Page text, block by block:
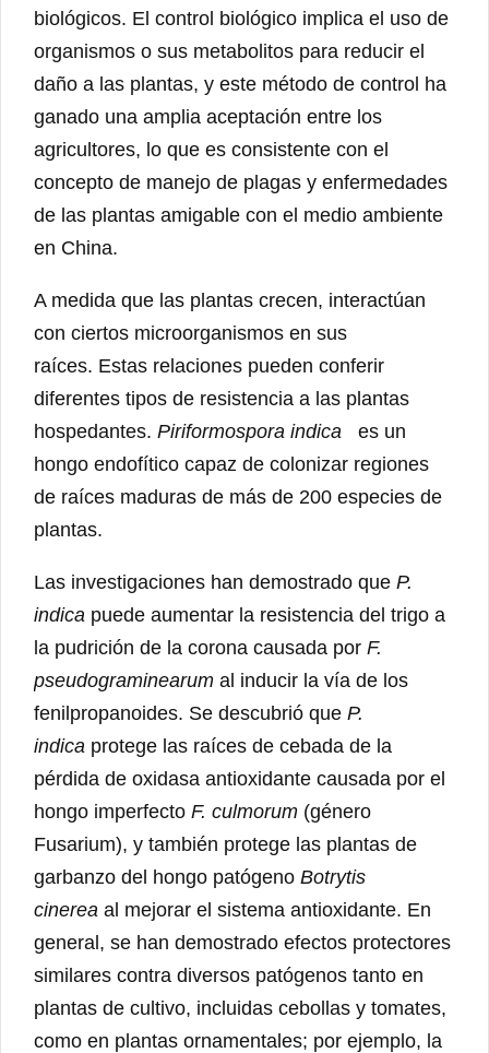
biológicos. El control biológico implica el uso de
organismos o sus metabolitos para reducir el
daño a las plantas, y este método de control ha
ganado una amplia aceptación entre los
agricultores, lo que es consistente con el
concepto de manejo de plagas y enfermedades
de las plantas amigable con el medio ambiente
en China.
A medida que las plantas crecen, interactúan
con ciertos microorganismos en sus
raíces. Estas relaciones pueden conferir
diferentes tipos de resistencia a las plantas
hospedantes. Piriformospora indica es un
hongo endofítico capaz de colonizar regiones
de raíces maduras de más de 200 especies de
plantas.
Las investigaciones han demostrado que P.
indica puede aumentar la resistencia del trigo a
la pudrición de la corona causada por F.
pseudograminearum al inducir la vía de los
fenilpropanoides. Se descubrió que P.
indica protege las raíces de cebada de la
pérdida de oxidasa antioxidante causada por el
hongo imperfecto F. culmorum (género
Fusarium), y también protege las plantas de
garbanzo del hongo patógeno Botrytis
cinerea al mejorar el sistema antioxidante. En
general, se han demostrado efectos protectores
similares contra diversos patógenos tanto en
plantas de cultivo, incluidas cebollas y tomates,
como en plantas ornamentales; por ejemplo, la